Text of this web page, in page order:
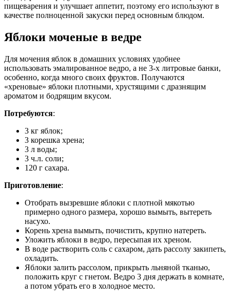
пищеварения и улучшает аппетит, поэтому его используют в
качестве полноценной закуски перед основным блюдом.
Яблоки моченые в ведре
Для мочения яблок в домашних условиях удобнее
использовать эмалированное ведро, а не 3-х литровые банки,
особенно, когда много своих фруктов. Получаются
«хреновые» яблоки плотными, хрустящими с дразнящим
ароматом и бодрящим вкусом.
Потребуются:
3 кг яблок;
3 корешка хрена;
3 л воды;
3 ч.л. соли;
120 г сахара.
Приготовление:
Отобрать вызревшие яблоки с плотной мякотью
примерно одного размера, хорошо вымыть, вытереть
насухо.
Корень хрена вымыть, почистить, крупно натереть.
Уложить яблоки в ведро, пересыпая их хреном.
В воде растворить соль с сахаром, дать рассолу закипеть,
охладить.
Яблоки залить рассолом, прикрыть льняной тканью,
положить круг с гнетом. Ведро 3 дня держать в комнате,
а потом убрать его в холодное место.